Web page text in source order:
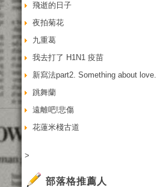
飛逝的日子
夜拍菊花
九重葛
我去打了 H1N1 疫苗
新寫法part2. Something about love.
跳舞蘭
遠離吧!悲傷
花蓮米棧古道
>
部落格推薦人